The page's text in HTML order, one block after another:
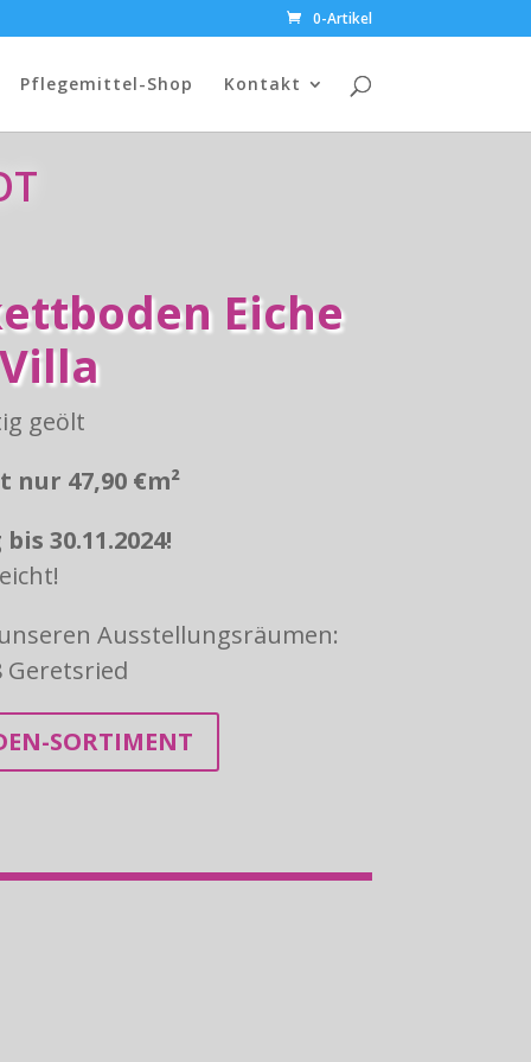
0-Artikel
Pflegemittel-Shop Kontakt
Eiche
geölt
nur 47,90 €m²
30.11.2024!
Ausstellungsräumen:
Geretsried
SORTIMENT